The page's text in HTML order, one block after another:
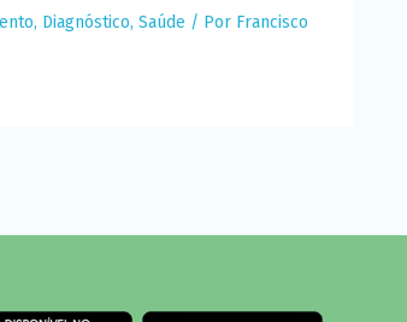
, Diagnóstico, Saúde / Por Francisco